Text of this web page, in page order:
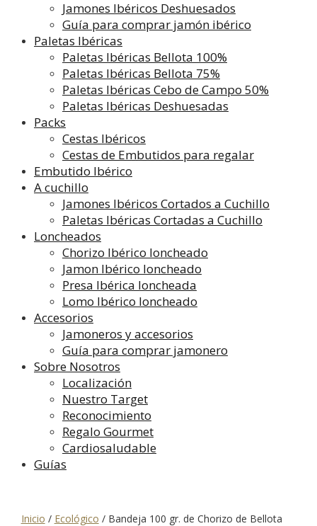
Jamones Ibéricos Deshuesados
Guía para comprar jamón ibérico
Paletas Ibéricas
Paletas Ibéricas Bellota 100%
Paletas Ibéricas Bellota 75%
Paletas Ibéricas Cebo de Campo 50%
Paletas Ibéricas Deshuesadas
Packs
Cestas Ibéricos
Cestas de Embutidos para regalar
Embutido Ibérico
A cuchillo
Jamones Ibéricos Cortados a Cuchillo
Paletas Ibéricas Cortadas a Cuchillo
Loncheados
Chorizo Ibérico loncheado
Jamon Ibérico loncheado
Presa Ibérica loncheada
Lomo Ibérico loncheado
Accesorios
Jamoneros y accesorios
Guía para comprar jamonero
Sobre Nosotros
Localización
Nuestro Target
Reconocimiento
Regalo Gourmet
Cardiosaludable
Guías
Inicio / Ecológico / Bandeja 100 gr. de Chorizo de Bellota